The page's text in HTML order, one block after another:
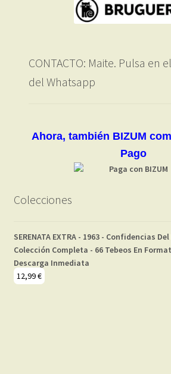
CONTACTO: Maite. Pulsa en
del Whatsapp
Ahora, también BIZUM
Pago
Colecciones
SERENATA EXTRA - 1963 - Confidencias
Colección Completa - 66 Tebeos En
Descarga Inmediata
12,99€